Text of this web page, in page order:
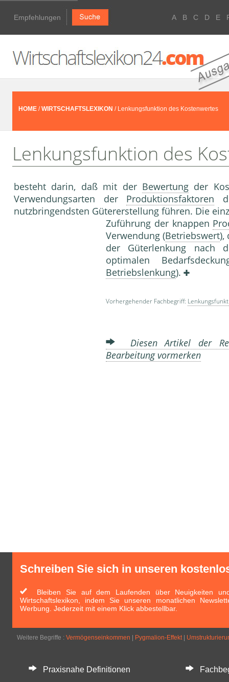
Empfehlungen A B C D E
HOME /WIRTSCHAFTSLEXIKON / Lenkungsfunktion des Kostenwertes
Lenkungsfunktion des
besteht darin, daß mit der Bewertung der
Verwendungsarten der Produktionsfaktoren
nutzbringendsten Gütererstellung führen. Die
Zuführung der knappen
Verwendung (Betriebswert),
der Güterlenkung nach
optimalen
Betriebslenkung).
Vorhergehender Fachbegriff:
Diesen Artikel der
Bearbeitung vormerken
Schreiben Sie sich in unseren
Bleiben Sie auf dem Laufenden über Neuigkeiten
Wirtschaftslexikon, indem Sie unseren monatlichen
Werbung. Jederzeit mit einem Klick abbestellbar.
Weitere Begriffe : Vermögenseinkommen Pygmalion-Effekt|
Praxisnahe Definitionen